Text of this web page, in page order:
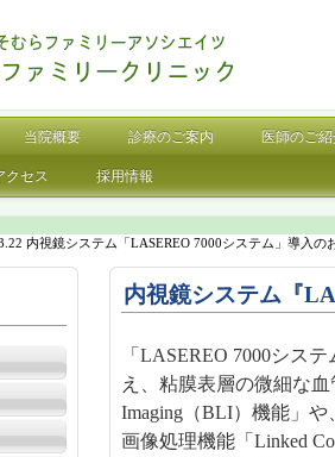
当院概要 診療のご案内 医師のご
クセス 採用情報
内視鏡システム「LASEREO 7000システム」導入の
内視鏡システム『
「LASEREO 7000シス
え、粘膜表層の微細な
Imaging（BLI）機能」
画像処理機能「Linked